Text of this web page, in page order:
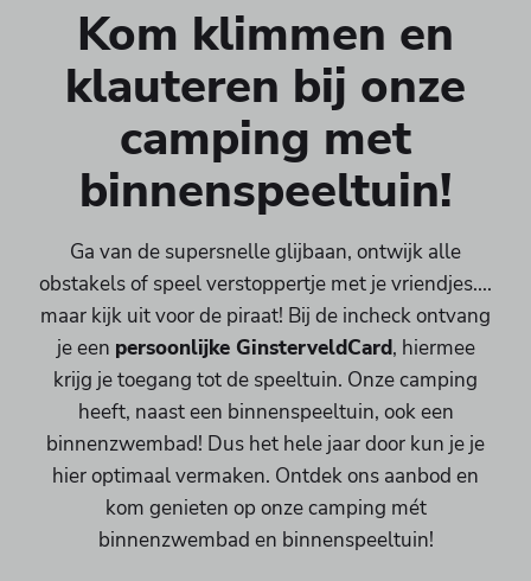
Kom klimmen en
klauteren bij onze
camping met
binnenspeeltuin!
Ga van de supersnelle glijbaan, ontwijk alle
obstakels of speel verstoppertje met je vriendjes....
maar kijk uit voor de piraat! Bij de incheck ontvang
je een persoonlijke GinsterveldCard, hiermee
krijg je toegang tot de speeltuin. Onze camping
heeft, naast een binnenspeeltuin, ook een
binnenzwembad! Dus het hele jaar door kun je je
hier optimaal vermaken. Ontdek ons aanbod en
kom genieten op onze camping mét
binnenzwembad en binnenspeeltuin!